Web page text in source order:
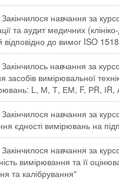
навчання за
та аудит медичних
відповідно до вимог ISO
навчання за
засобів вимірювальної
L, М, Т, ЕМ, F, РR, ІR,
навчання за
єдності вимірювань на
навчання за
вимірювання та її
та калібрування"